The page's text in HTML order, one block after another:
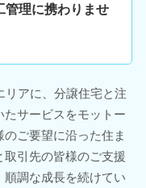
管理に携わりませ
リアに、分譲住宅と注
サービスをモットー
ご要望に沿った住ま
引先の皆様のご支援
調な成長を続けてい